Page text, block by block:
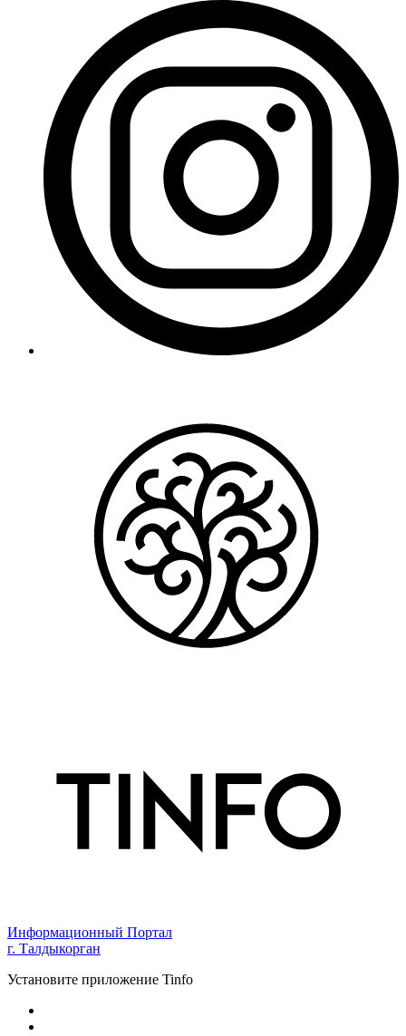
Информационный Портал
г. Талдыкорган
Установите приложение Tinfo